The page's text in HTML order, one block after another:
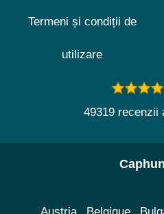
Termeni și condiții de
utilizare
49319 recenzii